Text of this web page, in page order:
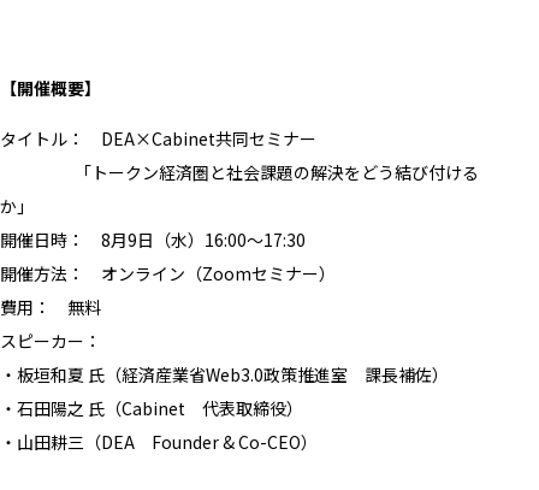
【開催概要】
タイトル： DEA×Cabinet共同セミナー
「トークン経済圏と社会課題の解決をどう結び付ける
か」
開催日時： 8月9日（水）16:00～17:30
開催方法： オンライン（Zoomセミナー）
費用： 無料
スピーカー：
・板垣和夏 氏（経済産業省Web3.0政策推進室 課長補佐）
・石田陽之 氏（Cabinet 代表取締役）
・山田耕三（DEA Founder & Co-CEO）